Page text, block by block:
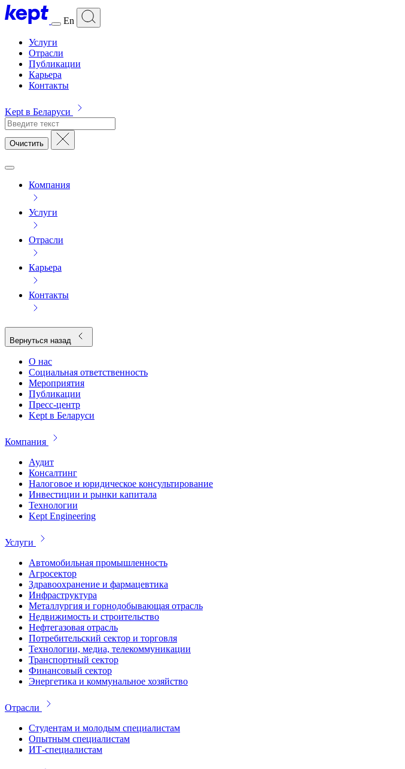
En
Услуги
Отрасли
Публикации
Карьера
Контакты
Kept в Беларуси
Очистить
Компания
Услуги
Отрасли
Карьера
Контакты
Вернуться назад
О нас
Социальная ответственность
Мероприятия
Публикации
Пресс-центр
Kept в Беларуси
Компания
Аудит
Консалтинг
Налоговое и юридическое консультирование
Инвестиции и рынки капитала
Технологии
Kept Engineering
Услуги
Автомобильная промышленность
Агросектор
Здравоохранение и фармацевтика
Инфраструктура
Металлургия и горнодобывающая отрасль
Недвижимость и строительство
Нефтегазовая отрасль
Потребительский сектор и торговля
Технологии, медиа, телекоммуникации
Транспортный сектор
Финансовый сектор
Энергетика и коммунальное хозяйство
Отрасли
Студентам и молодым специалистам
Опытным специалистам
ИТ-специалистам